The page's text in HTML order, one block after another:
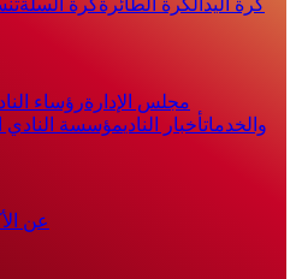
كرة اليد الكرة الطائرةكرة السلة
مجلس الإدارةرؤساء
والخدماتأخبار الناديمؤسسة النادي
عن